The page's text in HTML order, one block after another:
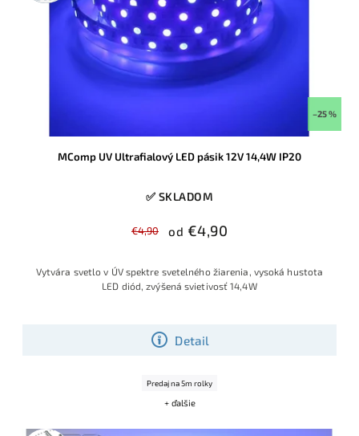
–25 %
MComp UV Ultrafialový LED pásik 12V 14,4W IP20
✅ SKLADOM
€4,90 od €4,90
Detail
Vytvára svetlo v ÚV spektre svetelného žiarenia, vysoká hustota
LED diód, zvýšená svietivosť 14,4W
Predaj na 5m rolky
+ ďalšie